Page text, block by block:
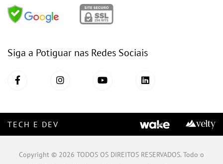
Siga a Potiguar nas Redes Sociais
TECH E DEV
Copyright © 2026 TODOS OS DIREITOS RESERVADOS. Todo o